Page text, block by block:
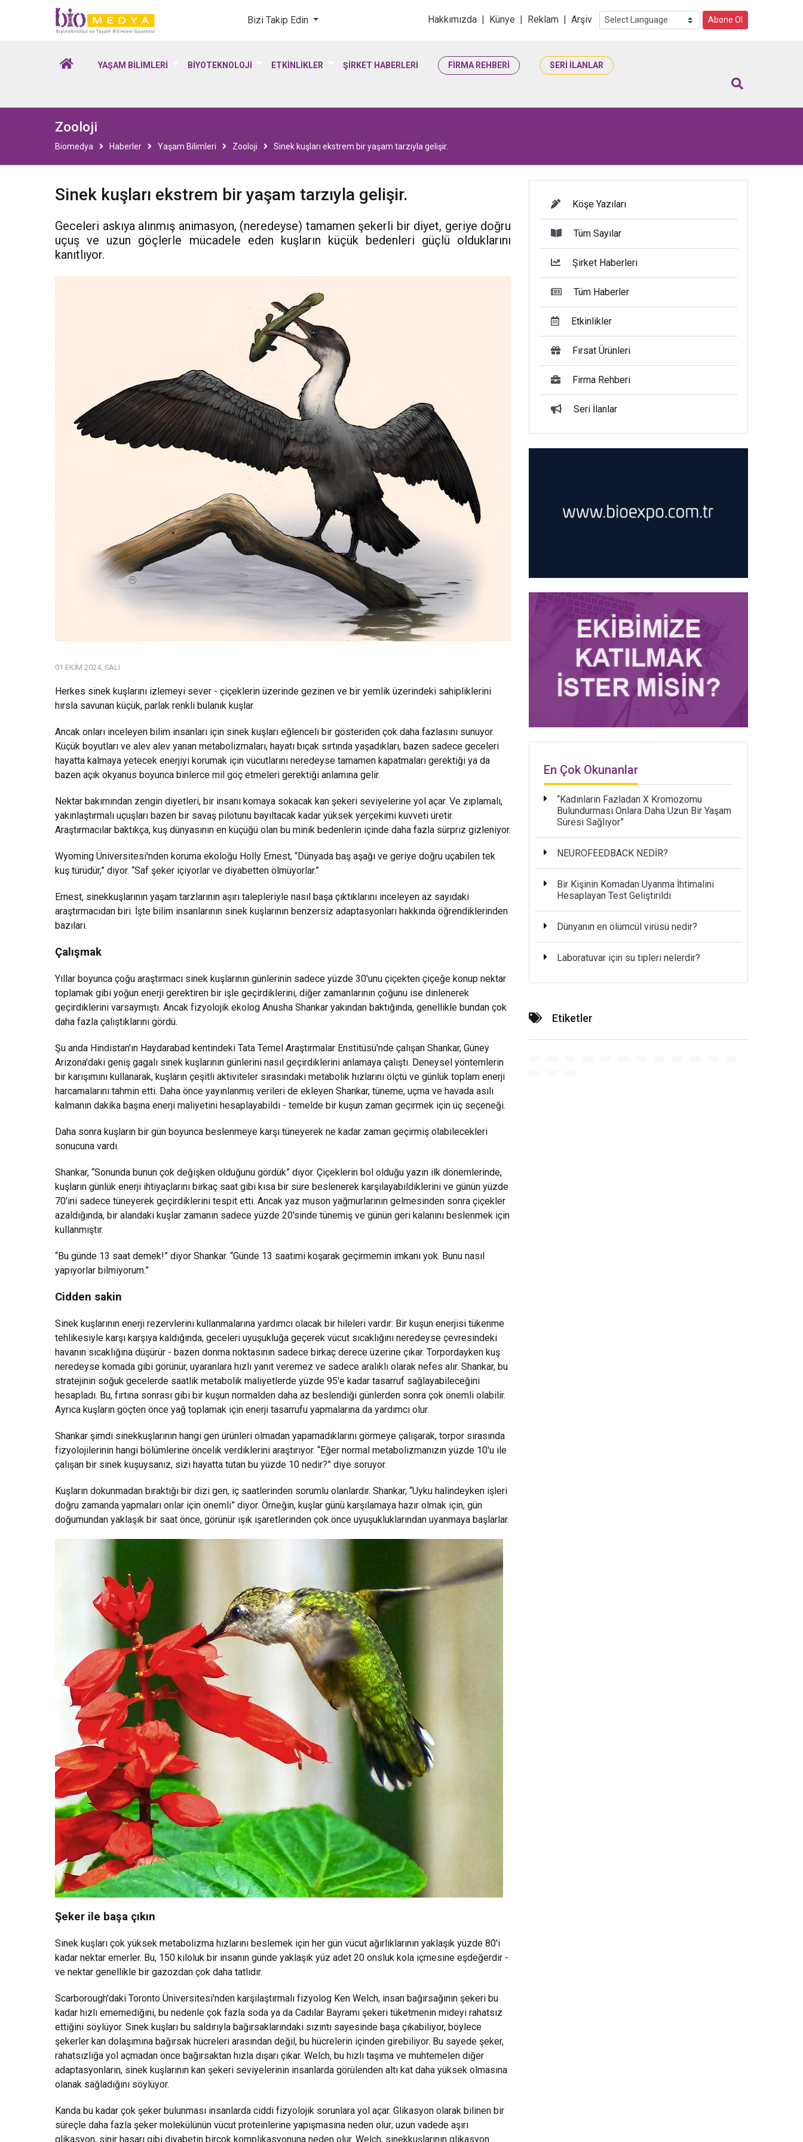
Biomedya - Biyoteknoloji & Yaşam Bilimleri
Bizi Takip Edin Hakkımızda | Künye | Reklam | Arşiv Abone Ol
YAŞAM BİLİMLERİ BİYOTEKNOLOJİ ETKİNLİKLER ŞİRKET HABERLERİ FİRMA REHBERİ SERİ İLANLAR
Zooloji
Biomedya Haberler Yaşam Bilimleri Zooloji Sinek kuşları ekstrem bir yaşam tarzıyla gelişir.
Sinek kuşları ekstrem bir yaşam tarzıyla gelişir.
Geceleri askıya alınmış animasyon, (neredeyse) tamamen şekerli bir diyet, geriye doğru
uçuş ve uzun göçlerle mücadele eden kuşların küçük bedenleri güçlü olduklarını
kanıtlıyor.
01 EKIM 2024, SALI
Herkes sinek kuşlarını izlemeyi sever - çiçeklerin üzerinde gezinen ve bir yemlik üzerindeki sahipliklerini
hırsla savunan küçük, parlak renkli bulanık kuşlar.
Ancak onları inceleyen bilim insanları için sinek kuşları eğlenceli bir gösteriden çok daha fazlasını sunuyor.
Küçük boyutları ve alev alev yanan metabolizmaları, hayatı bıçak sırtında yaşadıkları, bazen sadece geceleri
hayatta kalmaya yetecek enerjiyi korumak için vücutlarını neredeyse tamamen kapatmaları gerektiği ya da
bazen açık okyanus boyunca binlerce mil göç etmeleri gerektiği anlamına gelir.
Nektar bakımından zengin diyetleri, bir insanı komaya sokacak kan şekeri seviyelerine yol açar. Ve zıplamalı,
yakınlaştırmalı uçuşları bazen bir savaş pilotunu bayıltacak kadar yüksek yerçekimi kuvveti üretir.
Araştırmacılar baktıkça, kuş dünyasının en küçüğü olan bu minik bedenlerin içinde daha fazla sürpriz gizleniyor.
Wyoming Üniversitesi'nden koruma ekoloğu Holly Ernest, “Dünyada baş aşağı ve geriye doğru uçabilen tek
kuş türüdür,” diyor. “Saf şeker içiyorlar ve diyabetten ölmüyorlar.”
Ernest, sinekkuşlarının yaşam tarzlarının aşırı talepleriyle nasıl başa çıktıklarını inceleyen az sayıdaki
araştırmacıdan biri. İşte bilim insanlarının sinek kuşlarının benzersiz adaptasyonları hakkında öğrendiklerinden
bazıları.
Çalışmak
Yıllar boyunca çoğu araştırmacı sinek kuşlarının günlerinin sadece yüzde 30'unu çiçekten çiçeğe konup nektar
toplamak gibi yoğun enerji gerektiren bir işle geçirdiklerini, diğer zamanlarının çoğunu ise dinlenerek
geçirdiklerini varsaymıştı. Ancak fizyolojik ekolog Anusha Shankar yakından baktığında, genellikle bundan çok
daha fazla çalıştıklarını gördü.
Şu anda Hindistan'ın Haydarabad kentindeki Tata Temel Araştırmalar Enstitüsü'nde çalışan Shankar, Güney
Arizona'daki geniş gagalı sinek kuşlarının günlerini nasıl geçirdiklerini anlamaya çalıştı. Deneysel yöntemlerin
bir karışımını kullanarak, kuşların çeşitli aktiviteler sırasındaki metabolik hızlarını ölçtü ve günlük toplam enerji
harcamalarını tahmin etti. Daha önce yayınlanmış verileri de ekleyen Shankar, tüneme, uçma ve havada asılı
kalmanın dakika başına enerji maliyetini hesaplayabildi - temelde bir kuşun zaman geçirmek için üç seçeneği.
Daha sonra kuşların bir gün boyunca beslenmeye karşı tüneyerek ne kadar zaman geçirmiş olabilecekleri
sonucuna vardı.
Shankar, “Sonunda bunun çok değişken olduğunu gördük” diyor. Çiçeklerin bol olduğu yazın ilk dönemlerinde,
kuşların günlük enerji ihtiyaçlarını birkaç saat gibi kısa bir süre beslenerek karşılayabildiklerini ve günün yüzde
70'ini sadece tüneyerek geçirdiklerini tespit etti. Ancak yaz muson yağmurlarının gelmesinden sonra çiçekler
azaldığında, bir alandaki kuşlar zamanın sadece yüzde 20'sinde tünemiş ve günün geri kalanını beslenmek için
kullanmıştır.
“Bu günde 13 saat demek!” diyor Shankar. “Günde 13 saatimi koşarak geçirmemin imkanı yok. Bunu nasıl
yapıyorlar bilmiyorum.”
Cidden sakin
Sinek kuşlarının enerji rezervlerini kullanmalarına yardımcı olacak bir hileleri vardır: Bir kuşun enerjisi tükenme
tehlikesiyle karşı karşıya kaldığında, geceleri uyuşukluğa geçerek vücut sıcaklığını neredeyse çevresindeki
havanın sıcaklığına düşürür - bazen donma noktasının sadece birkaç derece üzerine çıkar. Torpordayken kuş
neredeyse komada gibi görünür, uyaranlara hızlı yanıt veremez ve sadece aralıklı olarak nefes alır. Shankar, bu
stratejinin soğuk gecelerde saatlik metabolik maliyetlerde yüzde 95'e kadar tasarruf sağlayabileceğini
hesapladı. Bu, fırtına sonrası gibi bir kuşun normalden daha az beslendiği günlerden sonra çok önemli olabilir.
Ayrıca kuşların göçten önce yağ toplamak için enerji tasarrufu yapmalarına da yardımcı olur.
Shankar şimdi sinekkuşlarının hangi gen ürünleri olmadan yapamadıklarını görmeye çalışarak, torpor sırasında
fizyolojilerinin hangi bölümlerine öncelik verdiklerini araştırıyor. “Eğer normal metabolizmanızın yüzde 10'u ile
çalışan bir sinek kuşuysanız, sizi hayatta tutan bu yüzde 10 nedir?” diye soruyor.
Kuşların dokunmadan bıraktığı bir dizi gen, iç saatlerinden sorumlu olanlardır. Shankar, “Uyku halindeyken işleri
doğru zamanda yapmaları onlar için önemli” diyor. Örneğin, kuşlar günü karşılamaya hazır olmak için, gün
doğumundan yaklaşık bir saat önce, görünür ışık işaretlerinden çok önce uyuşukluklarından uyanmaya başlarlar.
Şeker ile başa çıkın
Sinek kuşları çok yüksek metabolizma hızlarını beslemek için her gün vücut ağırlıklarının yaklaşık yüzde 80'i
kadar nektar emerler. Bu, 150 kiloluk bir insanın günde yaklaşık yüz adet 20 onsluk kola içmesine eşdeğerdir -
ve nektar genellikle bir gazozdan çok daha tatlıdır.
Scarborough'daki Toronto Üniversitesi'nden karşılaştırmalı fizyolog Ken Welch, insan bağırsağının şekeri bu
kadar hızlı ememediğini, bu nedenle çok fazla soda ya da Cadılar Bayramı şekeri tüketmenin mideyi rahatsız
ettiğini söylüyor. Sinek kuşları bu saldırıyla bağırsaklarındaki sızıntı sayesinde başa çıkabiliyor, böylece
şekerler kan dolaşımına bağırsak hücreleri arasından değil, bu hücrelerin içinden girebiliyor. Bu sayede şeker,
rahatsızlığa yol açmadan önce bağırsaktan hızla dışarı çıkar. Welch, bu hızlı taşıma ve muhtemelen diğer
adaptasyonların, sinek kuşlarının kan şekeri seviyelerinin insanlarda görülenden altı kat daha yüksek olmasına
olanak sağladığını söylüyor.
Kanda bu kadar çok şeker bulunması insanlarda ciddi fizyolojik sorunlara yol açar. Glikasyon olarak bilinen bir
süreçle daha fazla şeker molekülünün vücut proteinlerine yapışmasına neden olur; uzun vadede aşırı
glikasyon, sinir hasarı gibi diyabetin birçok komplikasyonuna neden olur. Welch, sinekkuşlarının glikasyon
Köşe Yazıları
Tüm Sayılar
Şirket Haberleri
Tüm Haberler
Etkinlikler
Fırsat Ürünleri
Firma Rehberi
Seri İlanlar
En Çok Okunanlar
“Kadınların Fazladan X Kromozomu
Bulundurması Onlara Daha Uzun Bir Yaşam
Süresi Sağlıyor”
NEUROFEEDBACK NEDİR?
Bir Kişinin Komadan Uyanma İhtimalini
Hesaplayan Test Geliştirildi
Dünyanın en ölümcül virüsü nedir?
Laboratuvar için su tipleri nelerdir?
Etiketler